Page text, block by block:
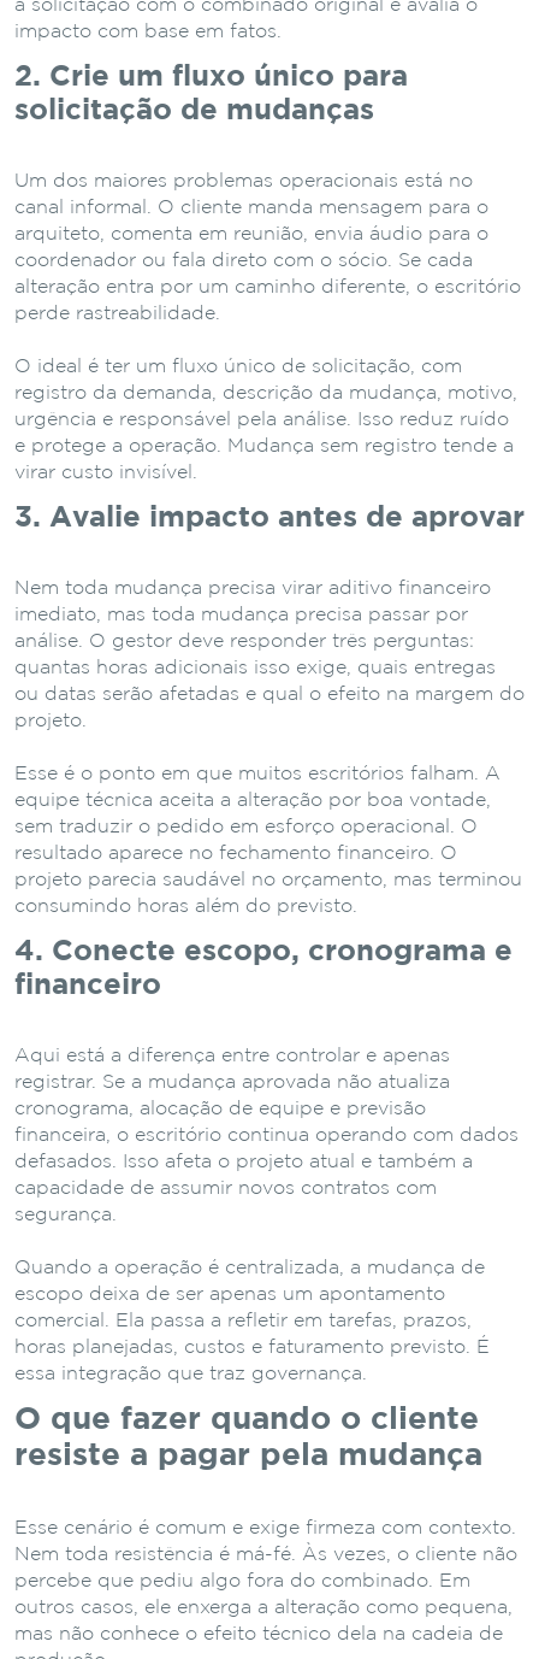
a solicitação com o combinado original e avalia o
impacto com base em fatos.
2. Crie um fluxo único para
solicitação de mudanças
Um dos maiores problemas operacionais está no
canal informal. O cliente manda mensagem para o
arquiteto, comenta em reunião, envia áudio para o
coordenador ou fala direto com o sócio. Se cada
alteração entra por um caminho diferente, o escritório
perde rastreabilidade.
O ideal é ter um fluxo único de solicitação, com
registro da demanda, descrição da mudança, motivo,
urgência e responsável pela análise. Isso reduz ruído
e protege a operação. Mudança sem registro tende a
virar custo invisível.
3. Avalie impacto antes de aprovar
Nem toda mudança precisa virar aditivo financeiro
imediato, mas toda mudança precisa passar por
análise. O gestor deve responder três perguntas:
quantas horas adicionais isso exige, quais entregas
ou datas serão afetadas e qual o efeito na margem do
projeto.
Esse é o ponto em que muitos escritórios falham. A
equipe técnica aceita a alteração por boa vontade,
sem traduzir o pedido em esforço operacional. O
resultado aparece no fechamento financeiro. O
projeto parecia saudável no orçamento, mas terminou
consumindo horas além do previsto.
4. Conecte escopo, cronograma e
financeiro
Aqui está a diferença entre controlar e apenas
registrar. Se a mudança aprovada não atualiza
cronograma, alocação de equipe e previsão
financeira, o escritório continua operando com dados
defasados. Isso afeta o projeto atual e também a
capacidade de assumir novos contratos com
segurança.
Quando a operação é centralizada, a mudança de
escopo deixa de ser apenas um apontamento
comercial. Ela passa a refletir em tarefas, prazos,
horas planejadas, custos e faturamento previsto. É
essa integração que traz governança.
O que fazer quando o cliente
resiste a pagar pela mudança
Esse cenário é comum e exige firmeza com contexto.
Nem toda resistência é má-fé. Às vezes, o cliente não
percebe que pediu algo fora do combinado. Em
outros casos, ele enxerga a alteração como pequena,
mas não conhece o efeito técnico dela na cadeia de